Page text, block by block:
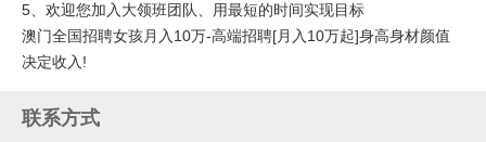
5、欢迎您加入大领班团队、用最短的时间实现目标
澳门全国招聘女孩月入10万-高端招聘[月入10万起]身高身材颜值
决定收入!
联系方式